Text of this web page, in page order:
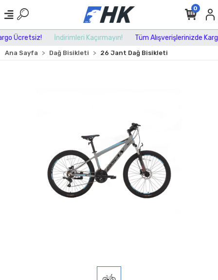
Ücretsiz! İndirimleri Kaçırmayın! Tüm Alışverişlerinizde
0
Ana Sayfa Dağ Bisikleti 26 Jant Dağ Bisikleti